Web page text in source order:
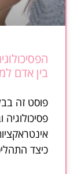
בין אדם
פוסט זה
כיצד